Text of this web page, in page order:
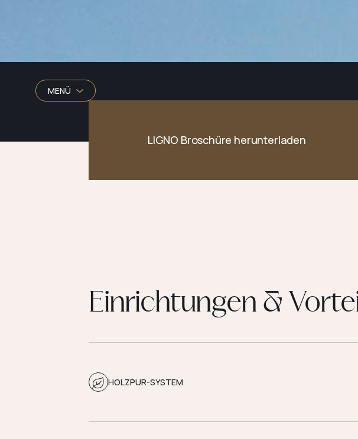
MENÜ
LIGNO Broschüre herunterladen
Einrichtungen &
HOLZPUR-SYSTEM